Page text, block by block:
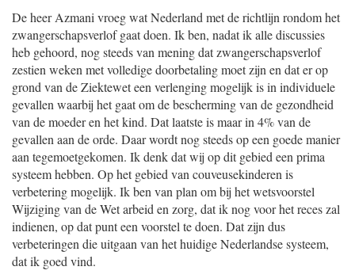
De heer Azmani vroeg wat Nederland met de richtlijn rondom het
zwangerschapsverlof gaat doen. Ik ben, nadat ik alle discussies
heb gehoord, nog steeds van mening dat zwangerschapsverlof
zestien weken met volledige doorbetaling moet zijn en dat er op
grond van de Ziektewet een verlenging mogelijk is in individuele
gevallen waarbij het gaat om de bescherming van de gezondheid
van de moeder en het kind. Dat laatste is maar in 4% van de
gevallen aan de orde. Daar wordt nog steeds op een goede manier
aan tegemoetgekomen. Ik denk dat wij op dit gebied een prima
systeem hebben. Op het gebied van couveusekinderen is
verbetering mogelijk. Ik ben van plan om bij het wetsvoorstel
Wijziging van de Wet arbeid en zorg, dat ik nog voor het reces zal
indienen, op dat punt een voorstel te doen. Dat zijn dus
verbeteringen die uitgaan van het huidige Nederlandse systeem,
dat ik goed vind.